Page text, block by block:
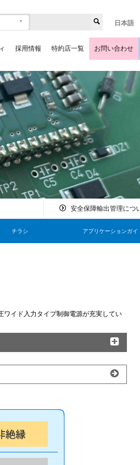
日本語
採用情報 特約店一覧 お問い合わせ
安全保障輸出管理につ
チラシ アプリケーションガイ
イド入力タイプ制御電源が充実してい